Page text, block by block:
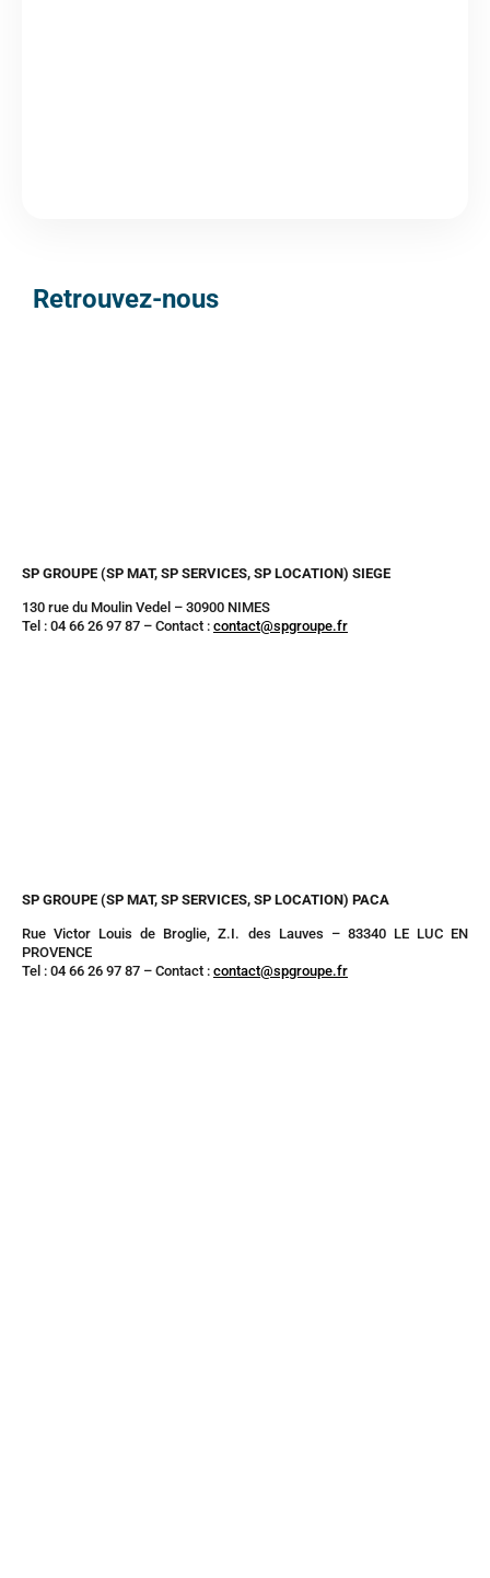
Retrouvez-nous
SP GROUPE (SP MAT, SP SERVICES, SP LOCATION) SIEGE
130 rue du Moulin Vedel – 30900 NIMES
Tel : 04 66 26 97 87 – Contact : contact@spgroupe.fr
SP GROUPE (SP MAT, SP SERVICES, SP LOCATION) PACA
Rue Victor Louis de Broglie, Z.I. des Lauves – 83340 LE LUC EN
PROVENCE
Tel : 04 66 26 97 87 – Contact : contact@spgroupe.fr